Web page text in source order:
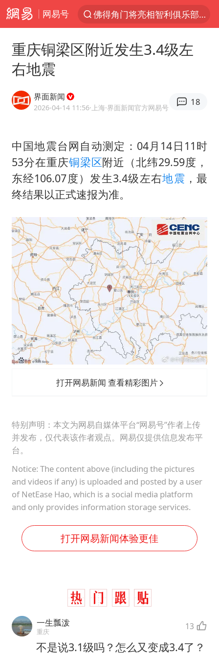
网易号
佛得角门将亮相智利俱乐部主场
宇树科技发行价格150.80元/股
法国将禁止“未经同意的电话营销”
吉林一“温度计大楼”读数爆表
五粮液渠道价一箱上涨近百元
我国编制完成新版全月地质图
郑国霖回应去景区上班被保安拦下
深圳地面沉降致车辆损坏系谣言
首次证实！“胶球”存在
东方甄选被判赔偿江小白30万元
奋进开新局 实干挑大梁
重庆铜梁区附近发生3.4级左
右地震
界面新闻
2026-04-14 11:56·上海·界面新闻官方网易号
18
中国地震台网自动测定：04月14日11时
53分在重庆铜梁区附近（北纬29.59度，
东经106.07度）发生3.4级左右地震 ，最
终结果以正式速报为准。
打开网易新闻 查看精彩图片
特别声明：本文为网易自媒体平台“网易号”作者上传
并发布，仅代表该作者观点。网易仅提供信息发布平
台。
Notice: The content above (including the pictures
and videos if any) is uploaded and posted by a user
of NetEase Hao, which is a social media platform
and only provides information storage services.
打开网易新闻体验更佳
一生瓢泼
重庆 13
不是说3.1级吗？怎么又变成3.4了？